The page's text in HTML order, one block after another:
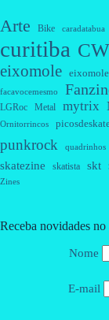
Arte Bike caradatabua
curitiba
eixomole
facavocemesmo
LGRoc Metal mytrix
Ornitorrincos
punkrock quadrinhos
skatezine skatista skt
Zines
Receba novidades
Nome
E-mail